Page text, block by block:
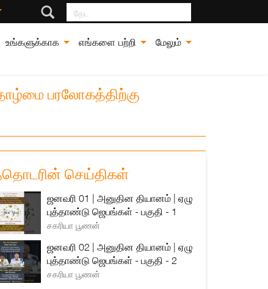
தேட
உங்களுக்காக எங்களை பற்றி மேலும்
பரலோகத்திற்கு
செய்திகள்
ஜனவரி 01 | அனுதின தியானம் | ஏழு
புத்தாண்டு ஜெபங்கள் - பகுதி - 1
சகரியா பூணன்
ஜனவரி 02 | அனுதின தியானம் | ஏழு
புத்தாண்டு ஜெபங்கள் - பகுதி - 2
சகரியா பூணன்